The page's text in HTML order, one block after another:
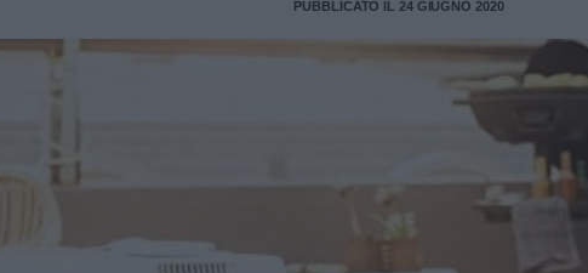
PUBBLICATO IL 24 GIUGNO 2020